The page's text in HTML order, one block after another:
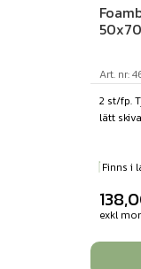
Art. nr:
2 st/fp.
lätt
Finns i
exkl